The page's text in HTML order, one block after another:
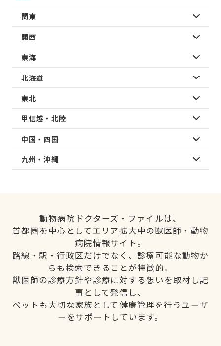
関東
関西
東海
北海道
東北
甲信越・北陸
中国・四国
九州・沖縄
動物病院ドクターズ・ファイルは、
首都圏を中心としてエリア拡大中の獣医師・動物
病院情報サイト。
路線・駅・行政区だけでなく、診療可能な動物か
らも検索できることが特徴的。
獣医師の診療方針や診療に対する想いを取材し記
事として発信し、
ペットも大切な家族として健康管理を行うユーザ
ーをサポートしています。